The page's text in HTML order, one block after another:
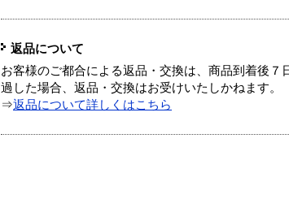
返品について
お客様のご都合による返品・交換は、商品到着後
過した場合、返品・交換はお受けいたしかねます。
⇒返品について詳しくはこちら